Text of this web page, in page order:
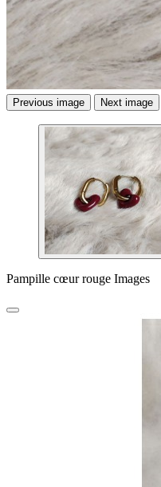
Previous image Next image
Pampille cœur rouge Images